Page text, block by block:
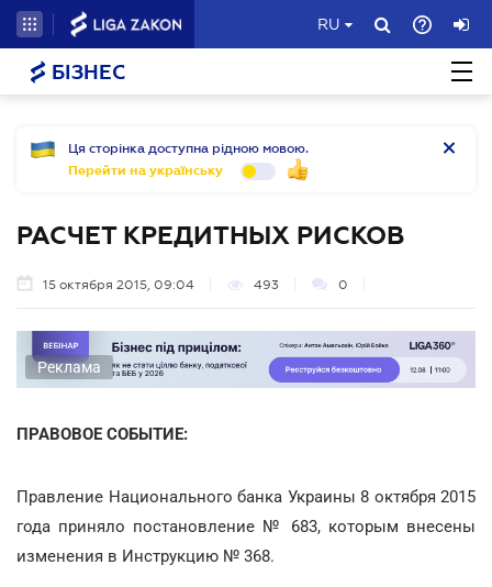
RU
БІЗНЕС
Ця сторінка доступна рідною мовою.
Перейти на українську
РАСЧЕТ КРЕДИТНЫХ РИСКОВ
15 октября 2015, 09:04 493 0
Реклама
ПРАВОВОЕ СОБЫТИЕ:
Правление Национального банка Украины 8 октября 2015
года приняло постановление № 683, которым внесены
изменения в Инструкцию № 368.